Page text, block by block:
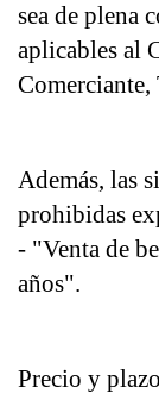
sea de plena
aplicables al
Comerciante,
Además, las
prohibidas
- "Venta de
años".
Precio y